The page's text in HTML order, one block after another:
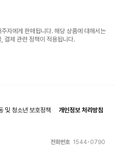
자에게 판매됩니다. 해당 상품에 대해서는
결제 관련 정책이 적용됩니다.
및 청소년 보호정책
개인정보 처리방침
전화번호 1544-0790